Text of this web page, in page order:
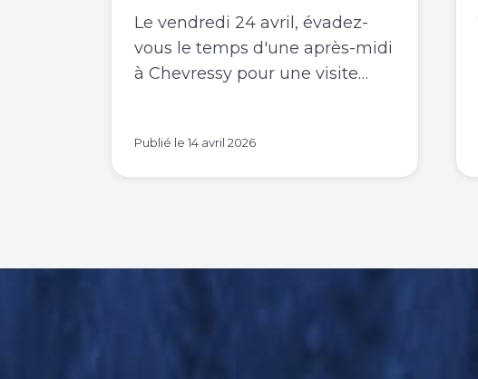
Le vendredi 24 avril, évadez-
vous le temps d'une après-midi
à Chevressy pour une visite…
Publié le 14 avril 2026